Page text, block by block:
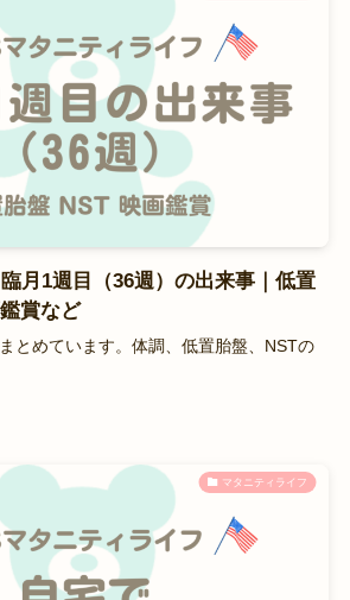
臨月1週目（36週）の出来事｜低置
賞など
とめています。体調、低置胎盤、NSTの
マタニティライフ